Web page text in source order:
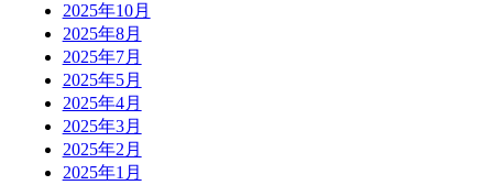
2025年10月
2025年8月
2025年7月
2025年5月
2025年4月
2025年3月
2025年2月
2025年1月